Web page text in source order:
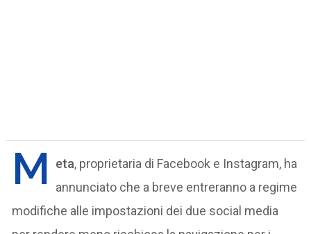
M eta, proprietaria di Facebook e Instagram, ha
annunciato che a breve entreranno a regime
modifiche alle impostazioni dei due social media